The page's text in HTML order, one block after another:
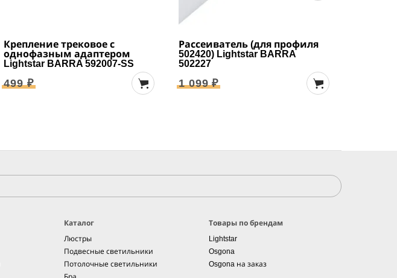
Крепление трековое с
однофазным адаптером
Lightstar BARRA 592007-SS
499 ₽
Рассеиватель (для профиля
502420) Lightstar BARRA
502227
1 099 ₽
Каталог
Люстры
Подвесные светильники
Потолочные светильники
Товары по брендам
Lightstar
Osgona
Osgona на заказ